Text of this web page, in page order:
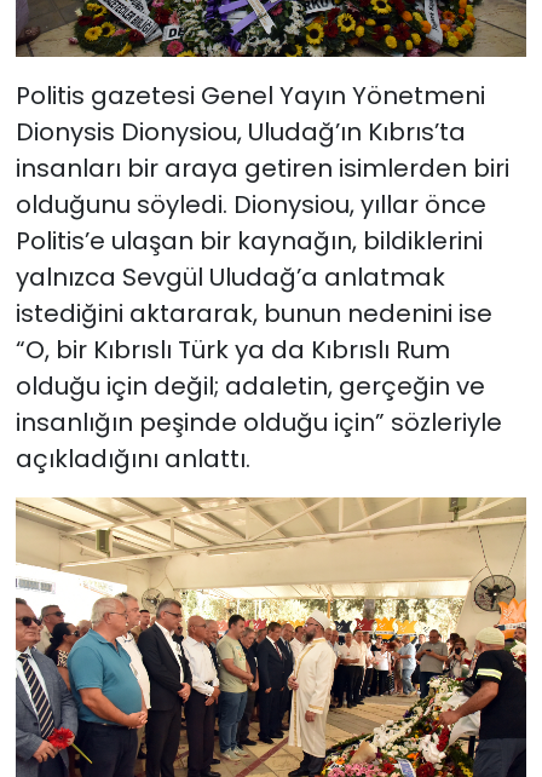
Politis gazetesi Genel Yayın Yönetmeni
Dionysis Dionysiou, Uludağ’ın Kıbrıs’ta
insanları bir araya getiren isimlerden biri
olduğunu söyledi. Dionysiou, yıllar önce
Politis’e ulaşan bir kaynağın, bildiklerini
yalnızca Sevgül Uludağ’a anlatmak
istediğini aktararak, bunun nedenini ise
“O, bir Kıbrıslı Türk ya da Kıbrıslı Rum
olduğu için değil; adaletin, gerçeğin ve
insanlığın peşinde olduğu için” sözleriyle
açıkladığını anlattı.